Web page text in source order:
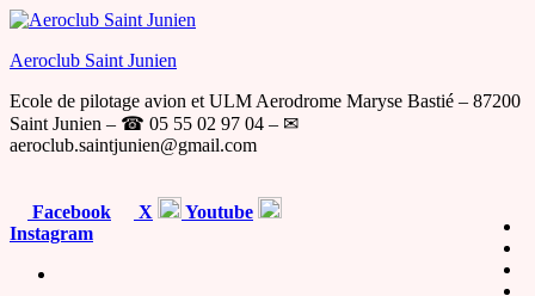
Skip
the
Aeroclub Saint Junien
Ecole de pilotage avion et ULM Aerodrome Maryse Bastié – 87200
Saint Junien – ☎ 05 55 02 97 04 – ✉
aeroclub.saintjunien@gmail.com
Facebook X
Youtube
Instagram